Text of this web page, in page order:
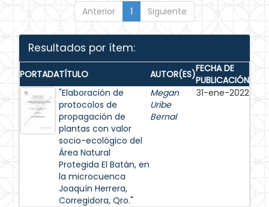
Anterior 1 Siguiente
Resultados por ítem:
PORTADATÍTULO AUTOR(ES)FECHA DE
PUBLICACIÓN
"Elaboración de
protocolos de
propagación de
plantas con valor
socio-ecológico del
Área Natural
Protegida El Batán, en
la microcuenca
Joaquín Herrera,
Corregidora, Qro."
Megan
Uribe
Bernal
31-ene-2022